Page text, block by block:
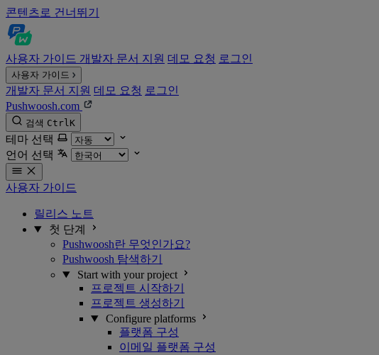
콘텐츠로 건너뛰기
사용자 가이드 개발자 문서 지원 데모 요청 로그인
사용자 가이드
개발자 문서 지원 데모 요청 로그인
Pushwoosh.com
검색 CtrlK
테마 선택
언어 선택
사용자 가이드
릴리스 노트
첫 단계
Pushwoosh란 무엇인가요?
Pushwoosh 탐색하기
Start with your project
프로젝트 시작하기
프로젝트 생성하기
Configure platforms
플랫폼 구성
이메일 플랫폼 구성